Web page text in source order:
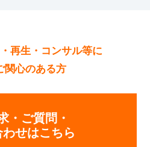
再生・コンサル等に
関心のある方
・ご質問・
せはこちら